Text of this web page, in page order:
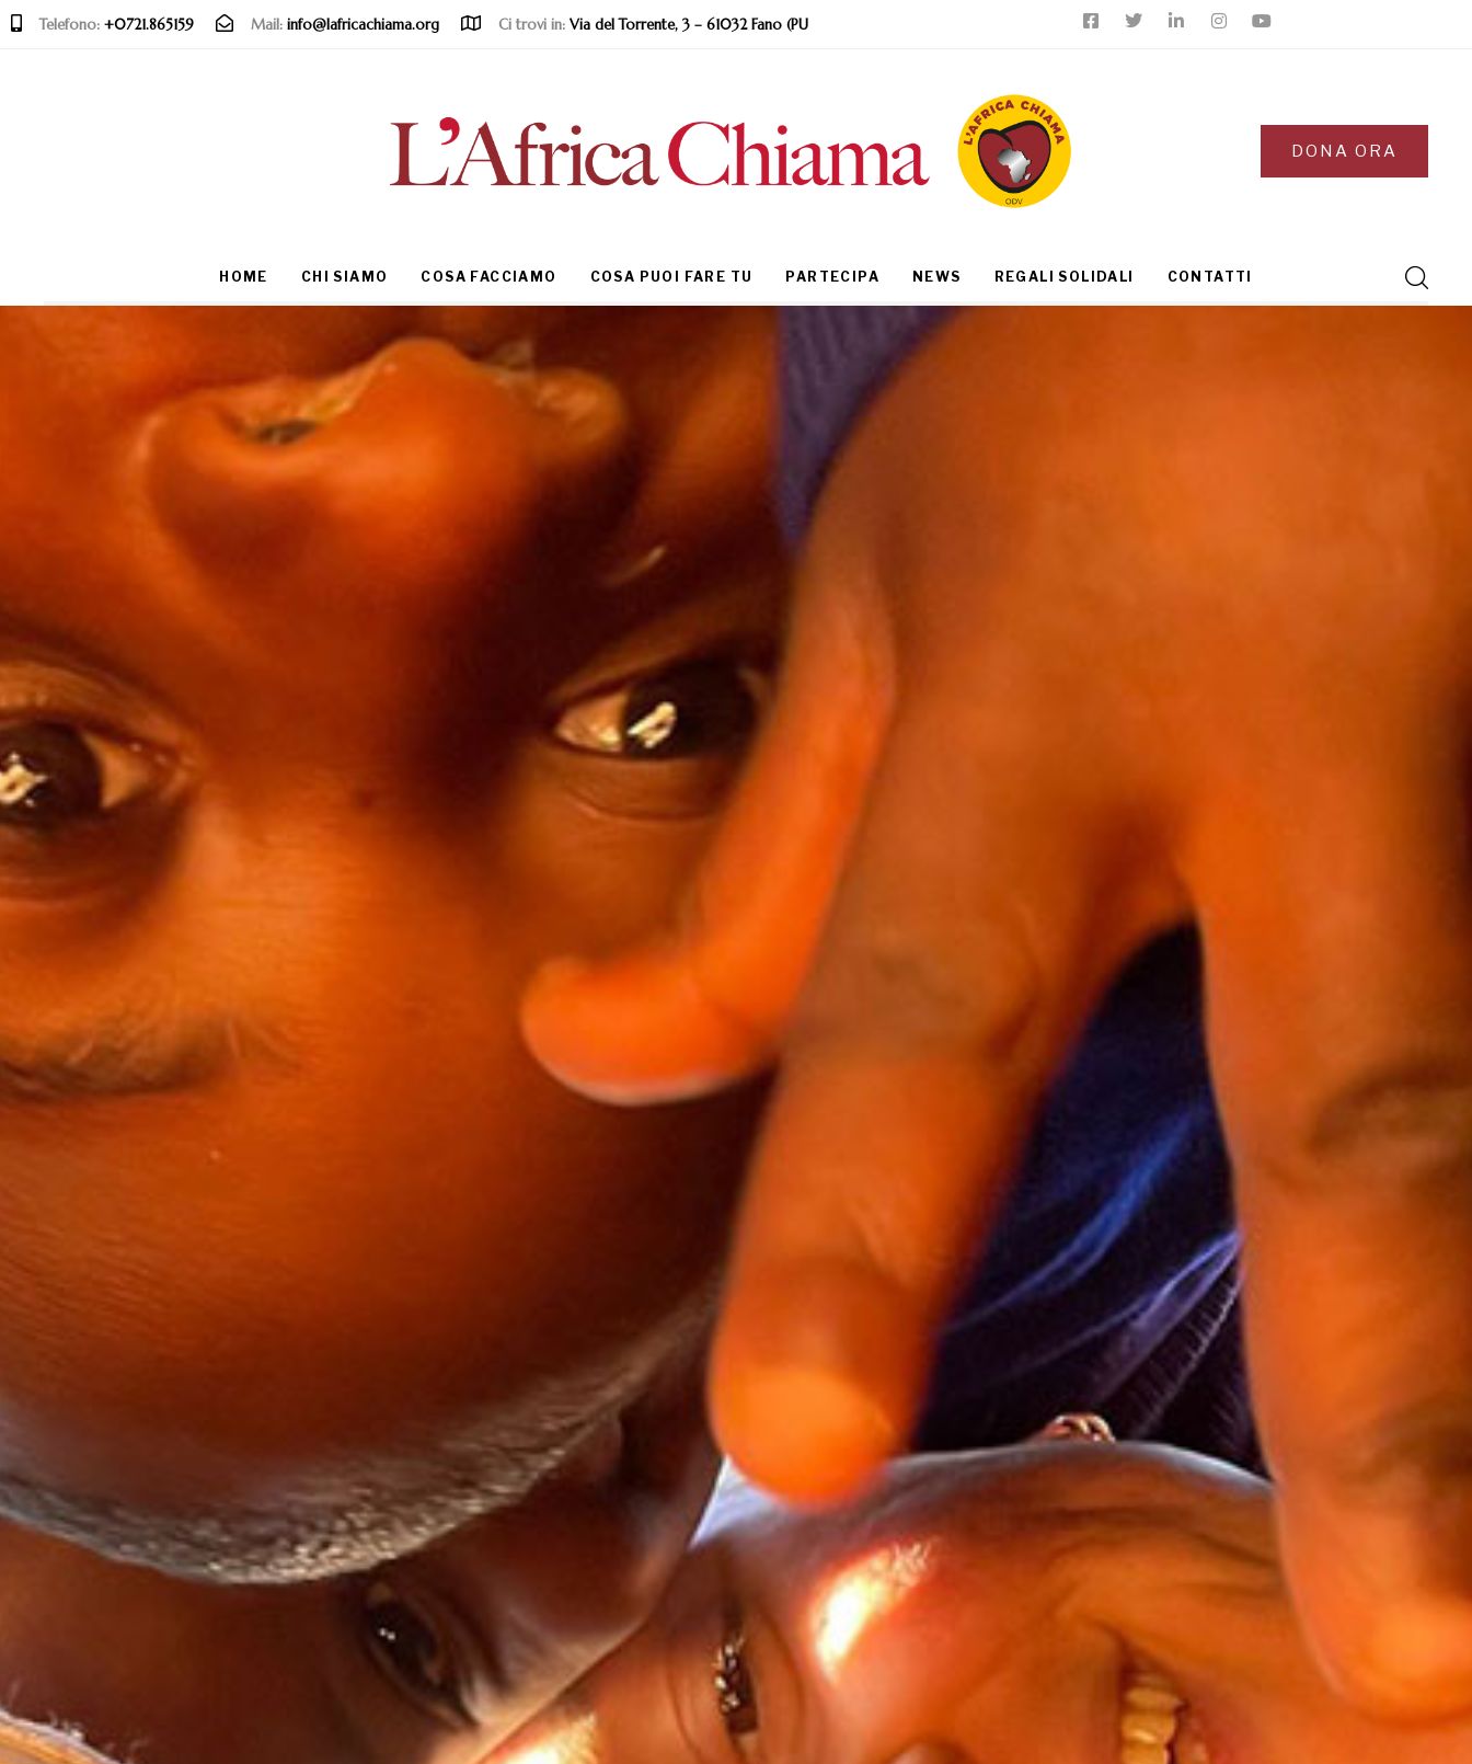
Telefono: +0721.865159 Mail: info@lafricachiama.org Ci trovi in: Via del Torrente, 3 – 61032 Fano (PU
DONA ORA
HOME CHI SIAMO COSA FACCIAMO COSA PUOI FARE TU PARTECIPA NEWS REGALI SOLIDALI CONTATTI